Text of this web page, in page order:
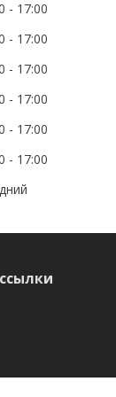
17:00
17:00
17:00
17:00
17:00
17:00